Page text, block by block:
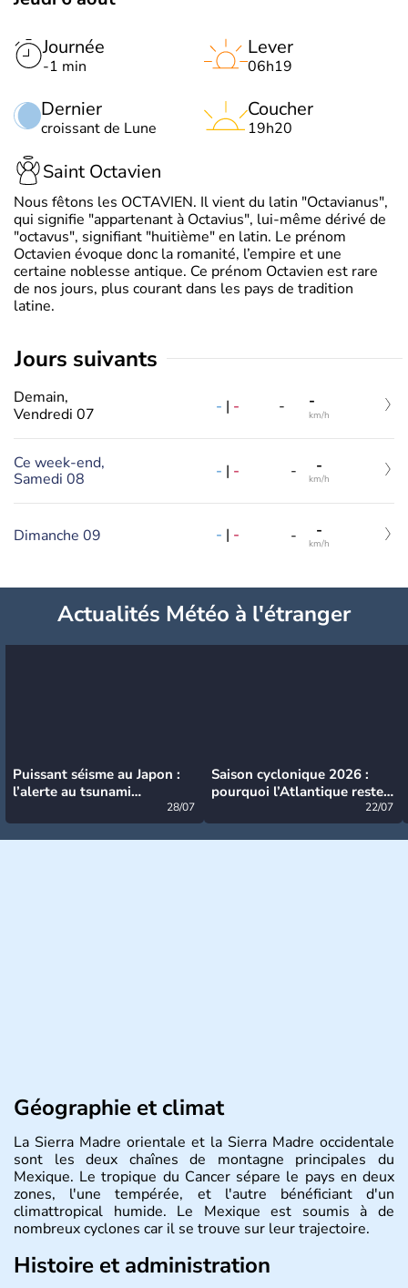
Journée
-1 min
Dernier
croissant de Lune
Lever
06h19
Coucher
19h20
Saint Octavien
Nous fêtons les OCTAVIEN. Il vient du latin "Octavianus",
qui signifie "appartenant à Octavius", lui-même dérivé de
"octavus", signifiant "huitième" en latin. Le prénom
Octavien évoque donc la romanité, l’empire et une
certaine noblesse antique. Ce prénom Octavien est rare
de nos jours, plus courant dans les pays de tradition
latine.
jours suivants
Demain,
Vendredi 07
- | - - -
km/h
Ce week-end,
Samedi 08
- | - - -
km/h
Dimanche 09 - | - - -
km/h
Actualités Météo à l'étranger
Puissant séisme au Japon :
l’alerte au tsunami
28/07
Saison cyclonique 2026 :
pourquoi l’Atlantique reste
22/07
Géographie et climat
La Sierra Madre orientale et la Sierra Madre occidentale
sont les deux chaînes de montagne principales du
Mexique. Le tropique du Cancer sépare le pays en deux
zones, l'une tempérée, et l'autre bénéficiant d'un
climattropical humide. Le Mexique est soumis à de
nombreux cyclones car il se trouve sur leur trajectoire.
Histoire et administration